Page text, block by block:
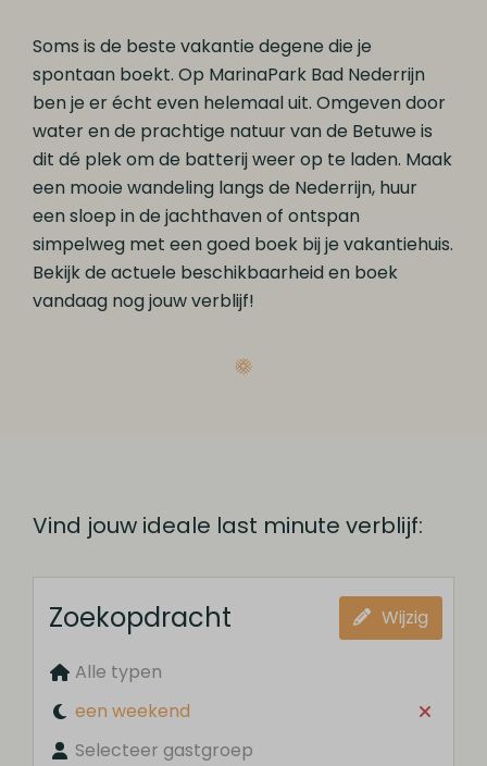
Soms is de beste vakantie degene die je
spontaan boekt. Op MarinaPark Bad Nederrijn
ben je er écht even helemaal uit. Omgeven door
water en de prachtige natuur van de Betuwe is
dit dé plek om de batterij weer op te laden. Maak
een mooie wandeling langs de Nederrijn, huur
een sloep in de jachthaven of ontspan
simpelweg met een goed boek bij je vakantiehuis.
Bekijk de actuele beschikbaarheid en boek
vandaag nog jouw verblijf!
Vind jouw ideale last minute verblijf:
Zoekopdracht Wijzig
Alle typen
een weekend
Selecteer gastgroep